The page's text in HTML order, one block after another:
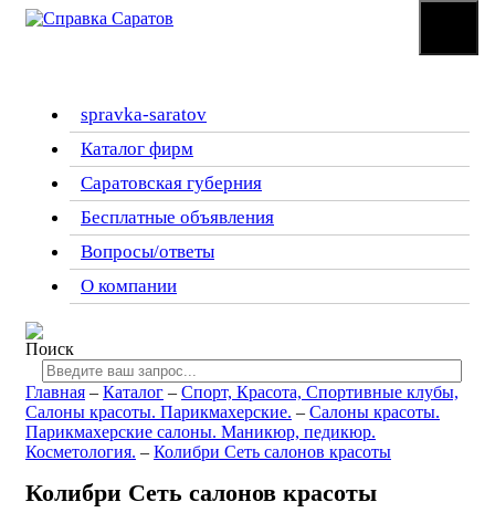
spravka-saratov
Каталог фирм
Саратовская губерния
Бесплатные объявления
Вопросы/ответы
О компании
Главная – Каталог – Спорт, Красота, Спортивные клубы,
Салоны красоты. Парикмахерские. – Салоны красоты.
Парикмахерские салоны. Маникюр, педикюр.
Косметология. – Колибри Сеть салонов красоты
Колибри Сеть салонов красоты